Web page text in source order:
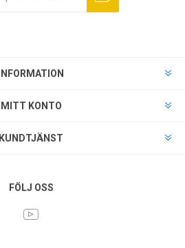
INFORMATION
MITT KONTO
KUNDTJÄNST
FÖLJ OSS